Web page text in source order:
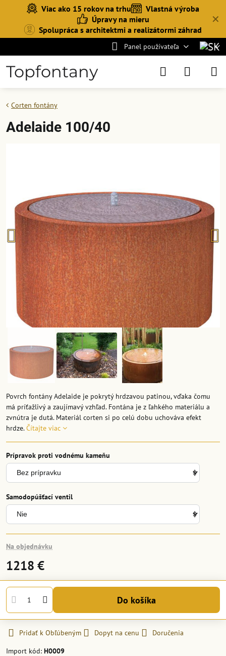
✕
Viac ako 15 rokov na trhu
Vlastná výroba
Úpravy na mieru
Spolupráca s architektmi a realizátormi záhrad
Panel používateľa
Topfontany
Corten fontány
Adelaide 100/40
Povrch fontány Adelaide je pokrytý hrdzavou patinou, vďaka čomu
má príťažlivý a zaujímavý vzhľad. Fontána je z ľahkého materiálu a
zvnútra je dutá. Materiál corten si po celú dobu uchováva efekt
hrdze.Čítajte viac
Prípravok proti vodnému kameňu
Samodopúšťací ventil
Na objednávku
1218 €
Do košíka
Pridať k Obľúbeným Dopyt na cenu
Doručenia
Import kód: H0009